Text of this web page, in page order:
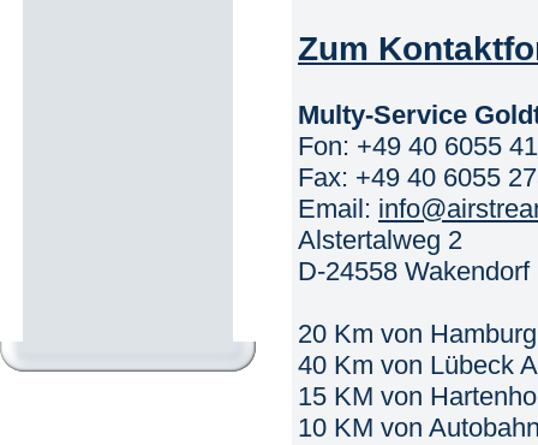
Zum
Multy-Service
Fon: +49 40 6055
Fax: +49 40 6055
Email:
Alstertalweg 2
D-24558 Wakendorf
20 Km von
40 Km von Lübeck
15 KM von
10 KM von